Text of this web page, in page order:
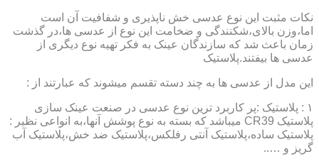
نکات مثبت این نوع عدسی خش ناپذیری و شفافیت آن است
اما،وزن بالای،شکنندگی و ضخامت این نوع از عدسی ها،در گذشت
زمان باعث شد که سازندگان عینک به فکر تهیه نوع دیگری از
عدسی ها بیفتند.پلاستیک
این مدل از عدسی ها به چند دسته تقسم میشوند که عبارتند از :
۱ : پلاستیک :پر کاربرد ترین نوع عدسی در صنعت عینک سازی
پلاستیک CR39 میباشد که بسته به نوع پوشش آنها،به انواعی نظیر :
پلاستیک ساده،پلاستیک آنتی رفلکس،پلاستیک ضد خش،پلاستیک آب
گریز و …..